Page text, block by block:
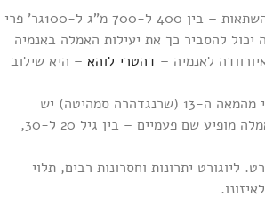
מבחינת הזווית המערבית כמובן שכמות ויטמין C שבו היא מעוררת השתאות – בין 400 ל-700 מ”ג ל-100גר’ פרי
ומי שרוצה יכול להסביר כך את יעילות האמלה באנמיה
דהטרי לוהא – היא שילוב
אמלה הוא צמח שמתאים מאוד גם לאנשים בריאים. בטקסט איורוודי מהמאה ה-13 (שרנגדהרה סמהיטה) יש
התייחסות לצמחים האופטימלים לשימור ושיפור הבריאות לפי גיל. אמלה מופיע שם פעמיים – בין גיל 20 ל-30,
ליוגורט יתרונות וחסרונות רבים, תלוי